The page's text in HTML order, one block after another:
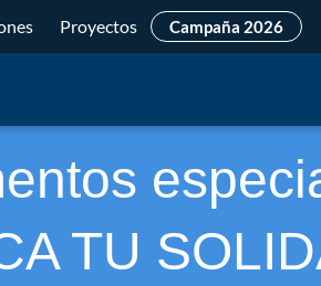
Proyectos Campaña 2026
TU